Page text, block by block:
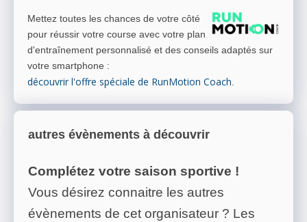
Mettez toutes les chances de votre côté
pour réussir votre course avec votre plan
d'entraînement personnalisé et des conseils adaptés sur
votre smartphone :
découvrir l'offre spéciale de RunMotion Coach.
autres évènements à découvrir
Complétez votre saison sportive !
Vous désirez connaitre les autres
évènements de cet organisateur ? Les